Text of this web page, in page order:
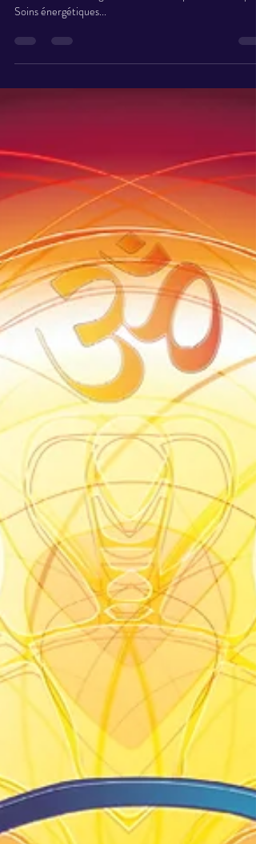
"ZEM'Adalaya" pour Marie LIARD
Et voici "ZEM'Adalaya" la signature vibratoire de
Soins énergétiques...